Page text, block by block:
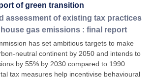
of green transition
assessment of existing tax practices
gas emissions : final report
has set ambitious targets to make
neutral continent by 2050 and intends to
by 55% by 2030 compared to 1990
tax measures help incentivise behavioural